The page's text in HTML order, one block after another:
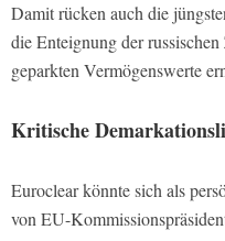
Damit rücken auch die
die Enteignung der
geparkten Vermögenswerte
Kritische
Euroclear könnte sich als
von EU-